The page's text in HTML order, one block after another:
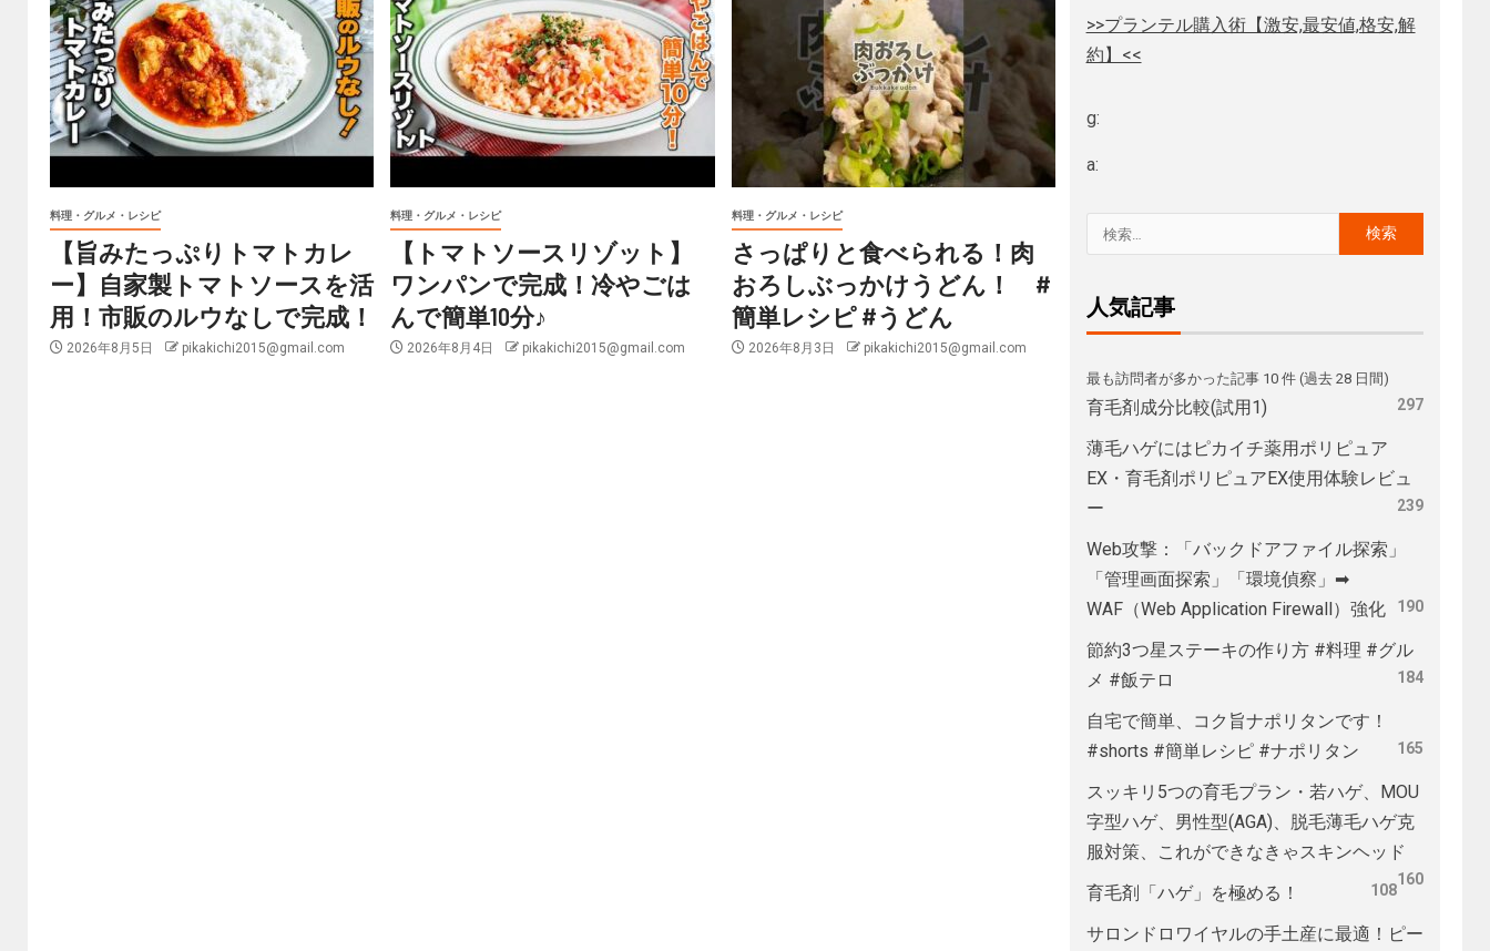
料理・グルメ・レシピ
【旨みたっぷりトマトカレ
ー】自家製トマトソースを活
用！市販のルウなしで完成！
2026年8月5日 pikakichi2015@gmail.com
料理・グルメ・レシピ
【トマトソースリゾット】
ワンパンで完成！冷やごは
んで簡単10分♪
2026年8月4日 pikakichi2015@gmail.com
料理・グルメ・レシピ
さっぱりと食べられる！肉
おろしぶっかけうどん！ #
簡単レシピ #うどん
2026年8月3日 pikakichi2015@gmail.com
>>プランテル購入術【激安,最安値,格安,解
約】<<
g:
a:
人気記事
最も訪問者が多かった記事 10 件 (過去 28 日間)
育毛剤成分比較(試用1) 297
薄毛ハゲにはピカイチ薬用ポリピュア
EX・育毛剤ポリピュアEX使用体験レビュ
ー
239
Web攻撃：「バックドアファイル探索」
「管理画面探索」「環境偵察」➡
WAF（Web Application Firewall）強化
190
節約3つ星ステーキの作り方 #料理 #グル
メ #飯テロ
184
自宅で簡単、コク旨ナポリタンです！
#shorts #簡単レシピ #ナポリタン
165
スッキリ5つの育毛プラン・若ハゲ、MOU
字型ハゲ、男性型(AGA)、脱毛薄毛ハゲ克
服対策、これができなきゃスキンヘッド
160
育毛剤「ハゲ」を極める！ 108
サロンドロワイヤルの手土産に最適！ピー